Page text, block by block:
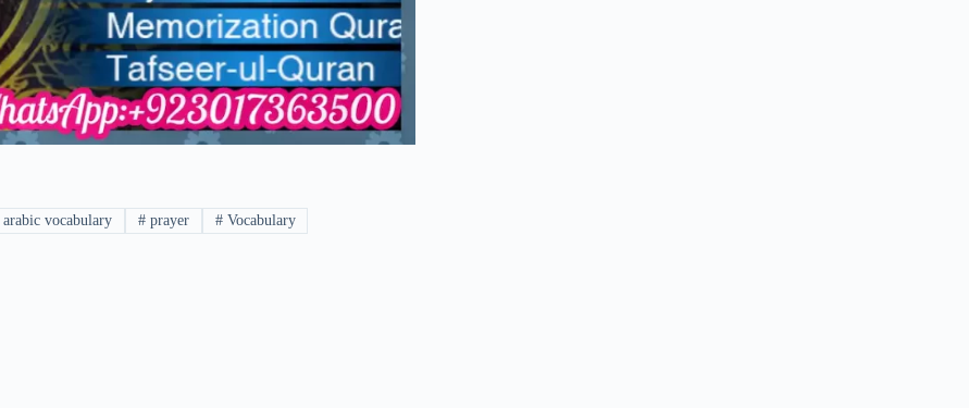
arabic vocabulary #prayer #Vocabulary